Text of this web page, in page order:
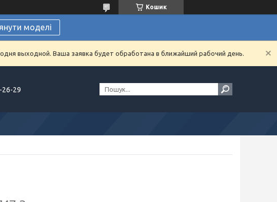
Кошик
моделі
выходной. Ваша заявка будет обработана в ближайший рабочий день.
26-29